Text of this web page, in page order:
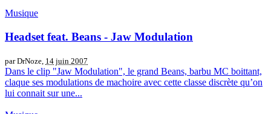
Musique
Headset feat. Beans - Jaw Modulation
par DrNoze, 14 juin 2007
Dans le clip "Jaw Modulation", le grand Beans, barbu MC boittant,
claque ses modulations de machoire avec cette classe discrète qu’on
lui connait sur une...